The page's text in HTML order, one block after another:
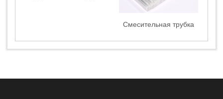
Смесительная трубка